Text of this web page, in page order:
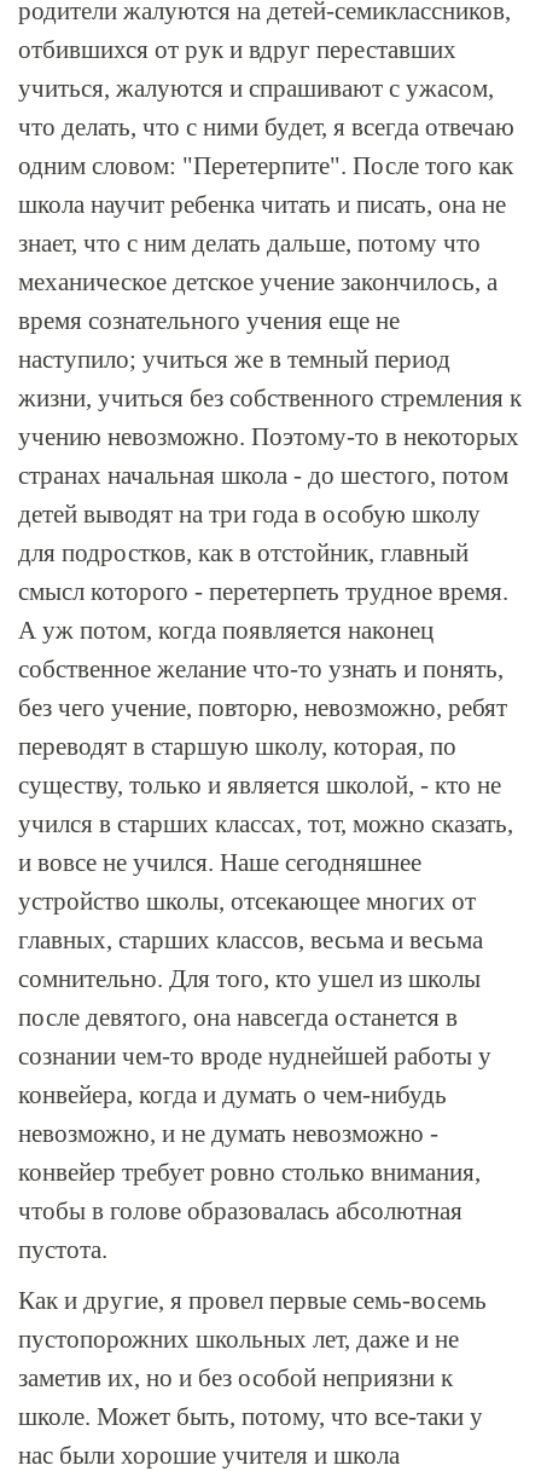
родители жалуются на детей-семиклассников,
отбившихся от рук и вдруг переставших
учиться, жалуются и спрашивают с ужасом,
что делать, что с ними будет, я всегда отвечаю
одним словом: "Перетерпите". После того как
школа научит ребенка читать и писать, она не
знает, что с ним делать дальше, потому что
механическое детское учение закончилось, а
время сознательного учения еще не
наступило; учиться же в темный период
жизни, учиться без собственного стремления к
учению невозможно. Поэтому-то в некоторых
странах начальная школа - до шестого, потом
детей выводят на три года в особую школу
для подростков, как в отстойник, главный
смысл которого - перетерпеть трудное время.
А уж потом, когда появляется наконец
собственное желание что-то узнать и понять,
без чего учение, повторю, невозможно, ребят
переводят в старшую школу, которая, по
существу, только и является школой, - кто не
учился в старших классах, тот, можно сказать,
и вовсе не учился. Наше сегодняшнее
устройство школы, отсекающее многих от
главных, старших классов, весьма и весьма
сомнительно. Для того, кто ушел из школы
после девятого, она навсегда останется в
сознании чем-то вроде нуднейшей работы у
конвейера, когда и думать о чем-нибудь
невозможно, и не думать невозможно -
конвейер требует ровно столько внимания,
чтобы в голове образовалась абсолютная
пустота.
Как и другие, я провел первые семь-восемь
пустопорожних школьных лет, даже и не
заметив их, но и без особой неприязни к
школе. Может быть, потому, что все-таки у
нас были хорошие учителя и школа